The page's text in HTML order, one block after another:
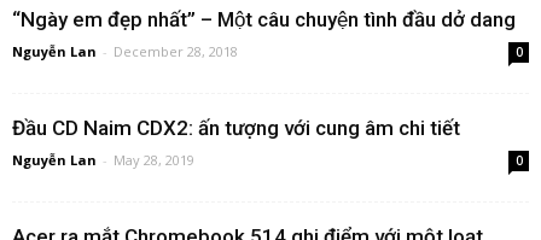
“Ngày em đẹp nhất” – Một câu chuyện tình đầu dở dang
Nguyễn Lan - December 28, 2018 0
Đầu CD Naim CDX2: ấn tượng với cung âm chi tiết
Nguyễn Lan - May 28, 2019 0